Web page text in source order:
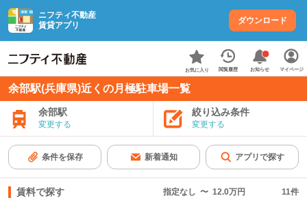
ニフティ不動産
賃貸アプリ
ダウンロード
お気に入り 閲覧履歴 お知らせ マイページ
余部駅(兵庫県)近くの月極駐車場一覧
余部駅
変更する
絞り込み条件
変更する
条件を保存 新着通知 アプリで探す
賃料で探す 指定なし 〜 12.0万円 11件